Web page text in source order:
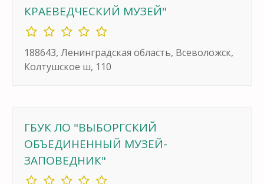
КРАЕВЕДЧЕСКИЙ МУЗЕЙ"
188643, Ленинградская область, Всеволожск,
Колтушское ш, 110
ГБУК ЛО "ВЫБОРГСКИЙ
ОБЪЕДИНЕННЫЙ МУЗЕЙ-
ЗАПОВЕДНИК"